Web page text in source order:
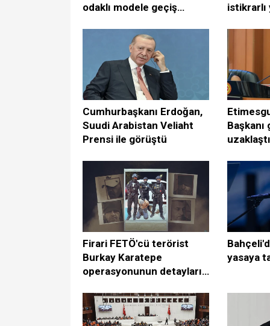
odaklı modele geçiş
Cumhurbaşkanı Erdoğan,
Suudi Arabistan Veliaht
Prensi ile görüştü
Başkanı
Firari FETÖ'cü terörist
Burkay Karatepe
operasyonunun detayları
yasaya